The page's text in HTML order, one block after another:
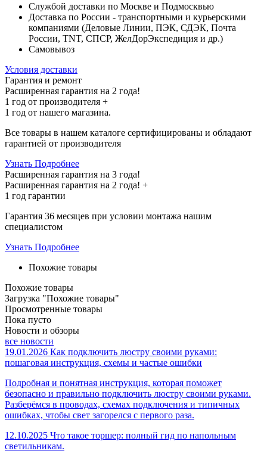
Службой доставки по Москве и Подмосквью
Доставка по России - транспортными и курьерскими
компаниями (Деловые Линии, ПЭК, СДЭК, Почта
России, TNT, СПСР, ЖелДорЭкспедиция и др.)
Самовывоз
Условия доставки
Гарантия и ремонт
Расширенная гарантия на 2 года!
1 год от производителя +
1 год от нашего магазина.
Все товары в нашем каталоге сертифицированы и обладают
гарантией от производителя
Узнать Подробнее
Расширенная гарантия на 3 года!
Расширенная гарантия на 2 года! +
1 год гарантии
Гарантия 36 месяцев при условии монтажа нашим
специалистом
Узнать Подробнее
Похожие товары
Похожие товары
Загрузка "Похожие товары"
Просмотренные товары
Пока пусто
Новости и обзоры
все новости
19.01.2026 Как подключить люстру своими руками:
пошаговая инструкция, схемы и частые ошибки
Подробная и понятная инструкция, которая поможет
безопасно и правильно подключить люстру своими руками.
Разберёмся в проводах, схемах подключения и типичных
ошибках, чтобы свет загорелся с первого раза.
12.10.2025 Что такое торшер: полный гид по напольным
светильникам.